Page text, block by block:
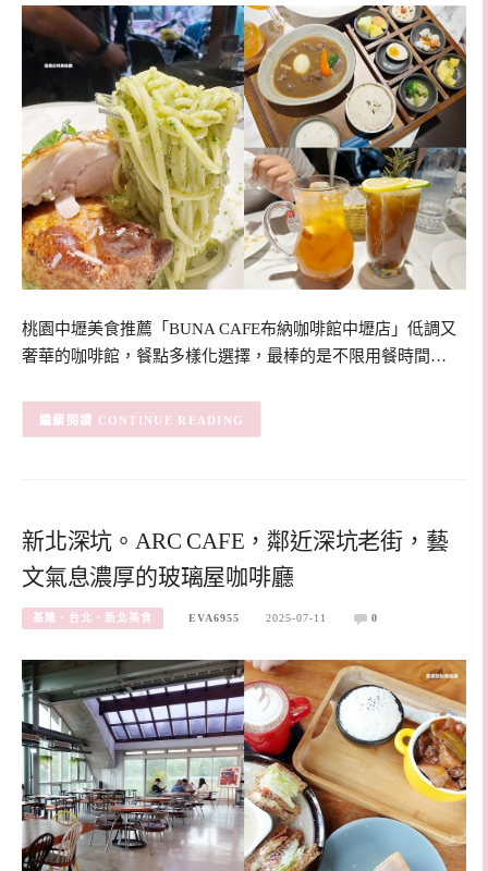
桃園中壢美食推薦「BUNA CAFE布納咖啡館中壢店」低調又
奢華的咖啡館，餐點多樣化選擇，最棒的是不限用餐時間…
CONTINUE READING
新北深坑。ARC CAFE，鄰近深坑老街，藝
文氣息濃厚的玻璃屋咖啡廳
基隆、台北、新北美食 EVA6955 2025-07-11 0